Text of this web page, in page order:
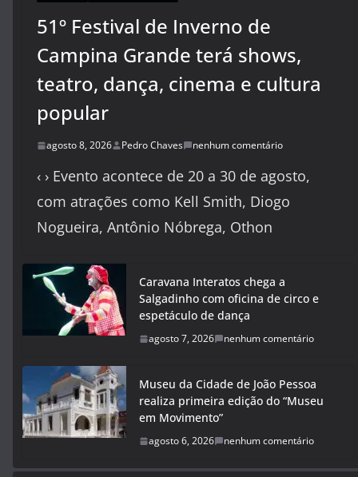
51º Festival de Inverno de
Campina Grande terá shows,
teatro, dança, cinema e cultura
popular
agosto 8, 2026 Pedro Chaves nenhum comentário
‹ › Evento acontece de 20 a 30 de agosto,
com atrações como Kell Smith, Diogo
Nogueira, Antônio Nóbrega, Othon
Caravana Interatos chega a
Salgadinho com oficina de circo e
espetáculo de dança
agosto 7, 2026 nenhum comentário
Museu da Cidade de João Pessoa
realiza primeira edição do “Museu
em Movimento”
agosto 6, 2026 nenhum comentário